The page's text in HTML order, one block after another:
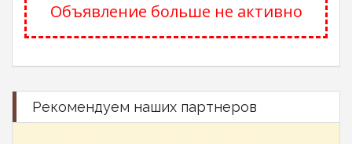
Объявление больше не активно
Рекомендуем наших партнеров